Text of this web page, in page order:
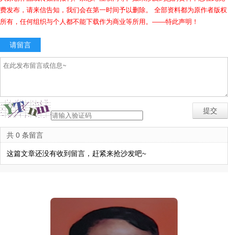
费发布，请来信告知，我们会在第一时间予以删除。 全部资料都为原作者版权
所有，任何组织与个人都不能下载作为商业等所用。——特此声明！
请留言
共 0 条留言
这篇文章还没有收到留言，赶紧来抢沙发吧~